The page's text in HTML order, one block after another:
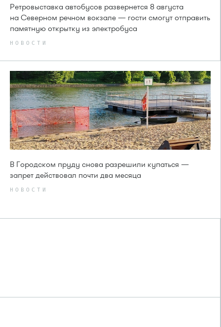
Ретровыставка автобусов развернется 8 августа
на Северном речном вокзале — гости смогут отправить
памятную открытку из электробуса
НОВОСТИ
В Городском пруду снова разрешили купаться —
запрет действовал почти два месяца
НОВОСТИ